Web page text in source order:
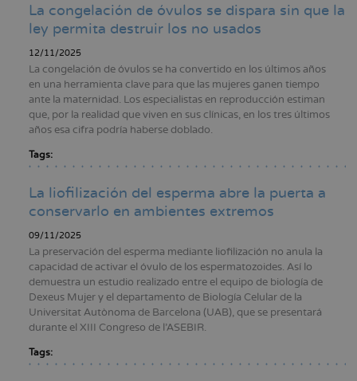
La congelación de óvulos se dispara sin que la
ley permita destruir los no usados
12/11/2025
La congelación de óvulos se ha convertido en los últimos años
en una herramienta clave para que las mujeres ganen tiempo
ante la maternidad. Los especialistas en reproducción estiman
que, por la realidad que viven en sus clínicas, en los tres últimos
años esa cifra podría haberse doblado.
Tags:
La liofilización del esperma abre la puerta a
conservarlo en ambientes extremos
09/11/2025
La preservación del esperma mediante liofilización no anula la
capacidad de activar el óvulo de los espermatozoides. Así lo
demuestra un estudio realizado entre el equipo de biología de
Dexeus Mujer y el departamento de Biología Celular de la
Universitat Autònoma de Barcelona (UAB), que se presentará
durante el XIII Congreso de l’ASEBIR.
Tags: